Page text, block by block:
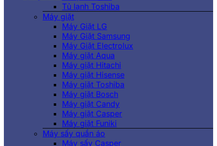
Tủ lạnh Toshiba
Máy giặt
Máy Giặt LG
Máy Giặt Samsung
Máy Giặt Electrolux
Máy giặt Aqua
Máy giặt Hitachi
Máy giặt Hisense
Máy giặt Toshiba
Máy giặt Bosch
Máy giặt Candy
Máy giặt Casper
Máy giặt Funiki
Máy sấy quần áo
Máy sấy Casper